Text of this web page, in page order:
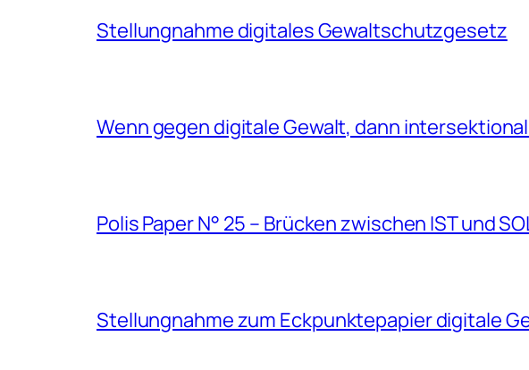
Stellungnahme digitales Gewaltschutzgesetz
Wenn gegen digitale Gewalt, dann
Polis Paper N° 25 – Brücken zwischen IST und
Stellungnahme zum Eckpunktepapier digitale